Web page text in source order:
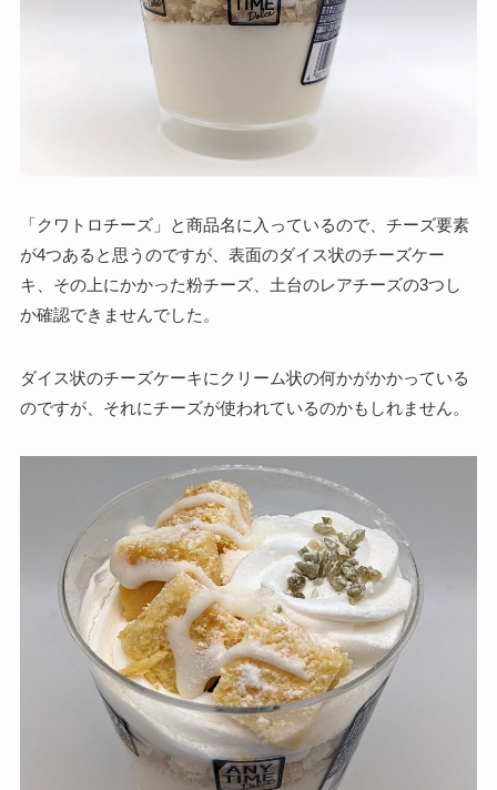
「クワトロチーズ」と商品名に入っているので、チーズ要素
が4つあると思うのですが、表面のダイス状のチーズケー
キ、その上にかかった粉チーズ、土台のレアチーズの3つし
か確認できませんでした。
ダイス状のチーズケーキにクリーム状の何かがかかっている
のですが、それにチーズが使われているのかもしれません。